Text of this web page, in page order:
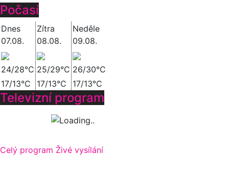
Počasí
Dnes
07.08.
Zítra
08.08.
Neděle
09.08.
24/28°C 25/29°C 26/30°C
17/13°C
17/13°C 17/13°C
Televizní program
Celý program Živé vysílání